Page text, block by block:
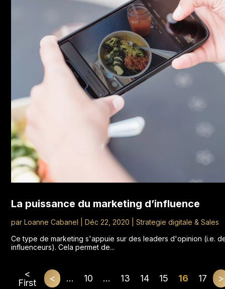
La puissance du marketing d’influence
parLoanne Cabanel |Déc 22, 2020 |Strategie digitale & Sales
Ce type de marketing s'appuie sur des leaders d'opinion (i.e.
influenceurs). Cela permet de...
<
First
< ... 10 ... 13 14 15 16 17 >